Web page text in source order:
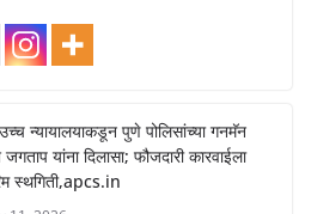
न्यायालयाकडून पुणे पोलिसांच्या गनमॅन
यांना दिलासा; फौजदारी कारवाईला
स्थगिती,apcs.in